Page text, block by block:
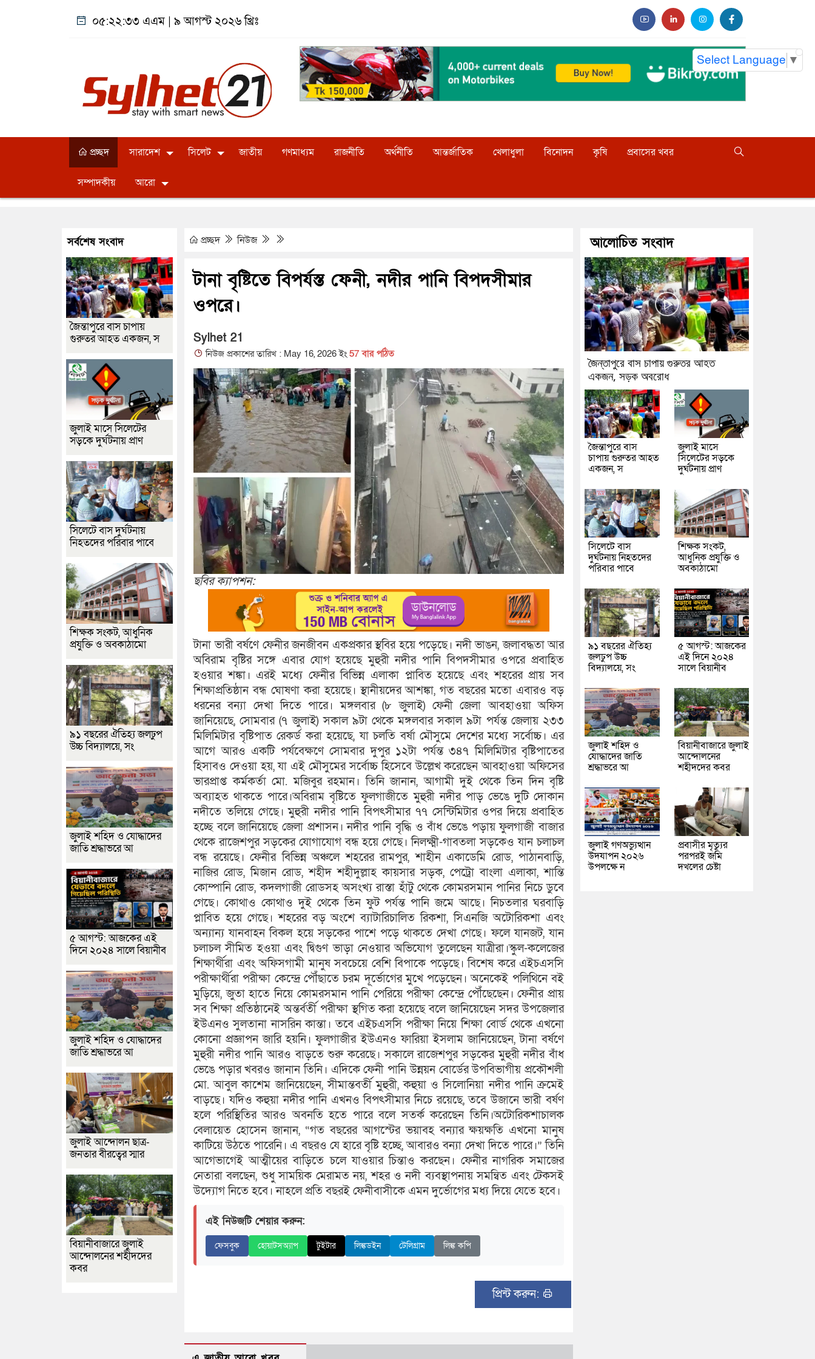
০৫:২২:৩৪ এএম| ৯ আগস্ট ২০২৬ খ্রিঃ
Select Language ▼
প্রচ্ছদ সারাদেশ সিলেট জাতীয় গণমাধ্যম রাজনীতি অর্থনীতি আন্তর্জাতিক খেলাধুলা বিনোদন কৃষি প্রবাসের খবর
সম্পাদকীয় আরো
প্রচ্ছদ নিউজ
টানা বৃষ্টিতে বিপর্যস্ত ফেনী, নদীর পানি বিপদসীমার
ওপরে।
Sylhet 21
নিউজ প্রকাশের তারিখ : May 16, 2026 ইং 57 বার পঠিত
ছবির ক্যাপশন:
টানা ভারী বর্ষণে ফেনীর জনজীবন একপ্রকার স্থবির হয়ে পড়েছে। নদী ভাঙন, জলাবদ্ধতা আর
অবিরাম বৃষ্টির সঙ্গে এবার যোগ হয়েছে মুহুরী নদীর পানি বিপদসীমার ওপরে প্রবাহিত
হওয়ার শঙ্কা। এরই মধ্যে ফেনীর বিভিন্ন এলাকা প্লাবিত হয়েছে এবং শহরের প্রায় সব
শিক্ষাপ্রতিষ্ঠান বন্ধ ঘোষণা করা হয়েছে। স্থানীয়দের আশঙ্কা, গত বছরের মতো এবারও বড়
ধরনের বন্যা দেখা দিতে পারে। মঙ্গলবার (৮ জুলাই) ফেনী জেলা আবহাওয়া অফিস
জানিয়েছে, সোমবার (৭ জুলাই) সকাল ৯টা থেকে মঙ্গলবার সকাল ৯টা পর্যন্ত জেলায় ২৩৩
মিলিমিটার বৃষ্টিপাত রেকর্ড করা হয়েছে, যা চলতি বর্ষা মৌসুমে দেশের মধ্যে সর্বোচ্চ। এর
আগে আরও একটি পর্যবেক্ষণে সোমবার দুপুর ১২টা পর্যন্ত ৩৪৭ মিলিমিটার বৃষ্টিপাতের
হিসাবও দেওয়া হয়, যা এই মৌসুমের সর্বোচ্চ হিসেবে উল্লেখ করেছেন আবহাওয়া অফিসের
ভারপ্রাপ্ত কর্মকর্তা মো. মজিবুর রহমান। তিনি জানান, আগামী দুই থেকে তিন দিন বৃষ্টি
অব্যাহত থাকতে পারে।অবিরাম বৃষ্টিতে ফুলগাজীতে মুহুরী নদীর পাড় ভেঙে দুটি দোকান
নদীতে তলিয়ে গেছে। মুহুরী নদীর পানি বিপৎসীমার ৭৭ সেন্টিমিটার ওপর দিয়ে প্রবাহিত
হচ্ছে বলে জানিয়েছে জেলা প্রশাসন। নদীর পানি বৃদ্ধি ও বাঁধ ভেঙে পড়ায় ফুলগাজী বাজার
থেকে রাজেশপুর সড়কের যোগাযোগ বন্ধ হয়ে গেছে। নিলক্ষ্মী-গাবতলা সড়কেও যান চলাচল
বন্ধ রয়েছে। ফেনীর বিভিন্ন অঞ্চলে শহরের রামপুর, শাহীন একাডেমি রোড, পাঠানবাড়ি,
নাজির রোড, মিজান রোড, শহীদ শহীদুল্লাহ কায়সার সড়ক, পেট্রো বাংলা এলাকা, শান্তি
কোম্পানি রোড, কদলগাজী রোডসহ অসংখ্য রাস্তা হাঁটু থেকে কোমরসমান পানির নিচে ডুবে
গেছে। কোথাও কোথাও দুই থেকে তিন ফুট পর্যন্ত পানি জমে আছে। নিচতলার ঘরবাড়ি
প্লাবিত হয়ে গেছে। শহরের বড় অংশে ব্যাটারিচালিত রিকশা, সিএনজি অটোরিকশা এবং
অন্যান্য যানবাহন বিকল হয়ে সড়কের পাশে পড়ে থাকতে দেখা গেছে। ফলে যানজট, যান
চলাচল সীমিত হওয়া এবং দ্বিগুণ ভাড়া নেওয়ার অভিযোগ তুলেছেন যাত্রীরা।স্কুল-কলেজের
শিক্ষার্থীরা এবং অফিসগামী মানুষ সবচেয়ে বেশি বিপাকে পড়েছে। বিশেষ করে এইচএসসি
পরীক্ষার্থীরা পরীক্ষা কেন্দ্রে পৌঁছাতে চরম দূর্ভোগের মুখে পড়েছেন। অনেকেই পলিথিনে বই
মুড়িয়ে, জুতা হাতে নিয়ে কোমরসমান পানি পেরিয়ে পরীক্ষা কেন্দ্রে পৌঁছেছেন। ফেনীর প্রায়
সব শিক্ষা প্রতিষ্ঠানেই অন্তর্বর্তী পরীক্ষা স্থগিত করা হয়েছে বলে জানিয়েছেন সদর উপজেলার
ইউএনও সুলতানা নাসরিন কান্তা। তবে এইচএসসি পরীক্ষা নিয়ে শিক্ষা বোর্ড থেকে এখনো
কোনো প্রজ্ঞাপন জারি হয়নি। ফুলগাজীর ইউএনও ফারিয়া ইসলাম জানিয়েছেন, টানা বর্ষণে
মুহুরী নদীর পানি আরও বাড়তে শুরু করেছে। সকালে রাজেশপুর সড়কের মুহুরী নদীর বাঁধ
ভেঙে পড়ার খবরও জানান তিনি। এদিকে ফেনী পানি উন্নয়ন বোর্ডের উপবিভাগীয় প্রকৌশলী
মো. আবুল কাশেম জানিয়েছেন, সীমান্তবর্তী মুহুরী, কহুয়া ও সিলোনিয়া নদীর পানি ক্রমেই
বাড়ছে। যদিও কহুয়া নদীর পানি এখনও বিপৎসীমার নিচে রয়েছে, তবে উজানে ভারী বর্ষণ
হলে পরিস্থিতির আরও অবনতি হতে পারে বলে সতর্ক করেছেন তিনি।অটোরিকশাচালক
বেলায়েত হোসেন জানান, “গত বছরের আগস্টের ভয়াবহ বন্যার ক্ষয়ক্ষতি এখনো মানুষ
কাটিয়ে উঠতে পারেনি। এ বছরও যে হারে বৃষ্টি হচ্ছে, আবারও বন্যা দেখা দিতে পারে।” তিনি
আগেভাগেই আত্মীয়ের বাড়িতে চলে যাওয়ার চিন্তাও করছেন। ফেনীর নাগরিক সমাজের
নেতারা বলছেন, শুধু সাময়িক মেরামত নয়, শহর ও নদী ব্যবস্থাপনায় সমন্বিত এবং টেকসই
উদ্যোগ নিতে হবে। নাহলে প্রতি বছরই ফেনীবাসীকে এমন দুর্ভোগের মধ্য দিয়ে যেতে হবে।
এই নিউজটি শেয়ার করুন:
ফেসবুক হোয়াটসঅ্যাপ টুইটার লিঙ্কডইন টেলিগ্রাম লিঙ্ক কপি
প্রিন্ট করুন:
সর্বশেষ সংবাদ
জৈন্তাপুরে বাস চাপায়
গুরুতর আহত একজন, স
জুলাই মাসে সিলেটের
সড়কে দুর্ঘটনায় প্রাণ
সিলেটে বাস দুর্ঘটনায়
নিহতদের পরিবার পাবে
শিক্ষক সংকট, আধুনিক
প্রযুক্তি ও অবকাঠামো
৯১ বছরের ঐতিহ্য জলঢুপ
উচ্চ বিদ্যালয়ে, সং
জুলাই শহিদ ও যোদ্ধাদের
জাতি শ্রদ্ধাভরে আ
৫ আগস্ট: আজকের এই
দিনে ২০২৪ সালে বিয়ানীব
জুলাই শহিদ ও যোদ্ধাদের
জাতি শ্রদ্ধাভরে আ
জুলাই আন্দোলন ছাত্র-
জনতার বীরত্বের স্মার
বিয়ানীবাজারে জুলাই
আন্দোলনের শহীদদের
কবর
আলোচিত সংবাদ
জৈন্তাপুরে বাস চাপায় গুরুতর আহত
একজন, সড়ক অবরোধ
জৈন্তাপুরে বাস
চাপায় গুরুতর আহত
একজন, স
জুলাই মাসে
সিলেটের সড়কে
দুর্ঘটনায় প্রাণ
সিলেটে বাস
দুর্ঘটনায় নিহতদের
পরিবার পাবে
শিক্ষক সংকট,
আধুনিক প্রযুক্তি ও
অবকাঠামো
৯১ বছরের ঐতিহ্য
জলঢুপ উচ্চ
বিদ্যালয়ে, সং
৫ আগস্ট: আজকের
এই দিনে ২০২৪
সালে বিয়ানীব
জুলাই শহিদ ও
যোদ্ধাদের জাতি
শ্রদ্ধাভরে আ
বিয়ানীবাজারে জুলাই
আন্দোলনের
শহীদদের কবর
জুলাই গণঅভ্যুত্থান
উদযাপন ২০২৬
উপলক্ষে ন
প্রবাসীর মৃত্যুর
পরপরই জমি
দখলের চেষ্টা